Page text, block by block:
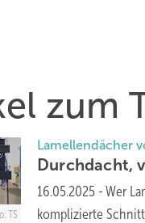
zum
TS
Lamellendächer
Durchdacht,
16.05.2025 - Wer
komplizierte